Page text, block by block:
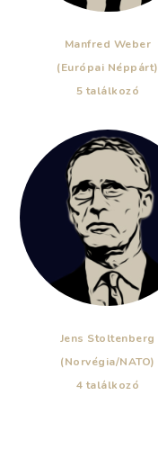
Manfred Weber
(Európai Néppárt)
5 találkozó
Jens Stoltenberg
(Norvégia/NATO)
4 találkozó